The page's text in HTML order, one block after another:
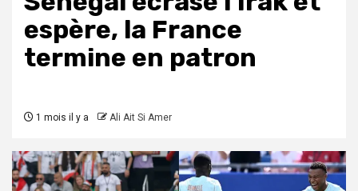
espère, la France
termine en patron
1 mois il y a Ali Ait Si Amer